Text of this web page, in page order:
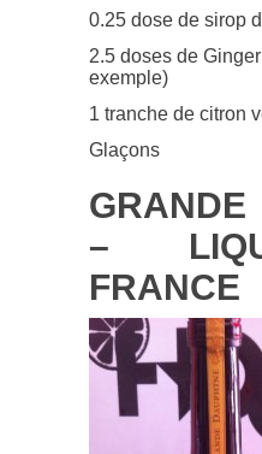
0.25 dose de sirop
2.5 doses de
exemple)
1 tranche de citron
Glaçons
GRANDE
–
FRANCE